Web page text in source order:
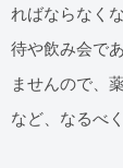
ればならなく
待や飲み会で
ませんので、
など、なるべ